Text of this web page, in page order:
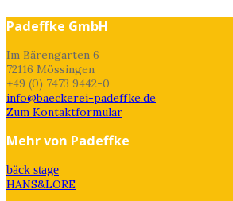
Padeffke GmbH
Im Bärengarten 6
72116 Mössingen
+49 (0) 7473 9442-0
info@baeckerei-padeffke.de
Zum Kontaktformular
Mehr von Padeffke
bäck stage
HANS&LORE